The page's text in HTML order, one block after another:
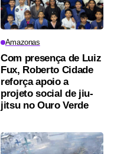
Amazonas
Com presença de Luiz
Fux, Roberto Cidade
reforça apoio a
projeto social de jiu-
jitsu no Ouro Verde